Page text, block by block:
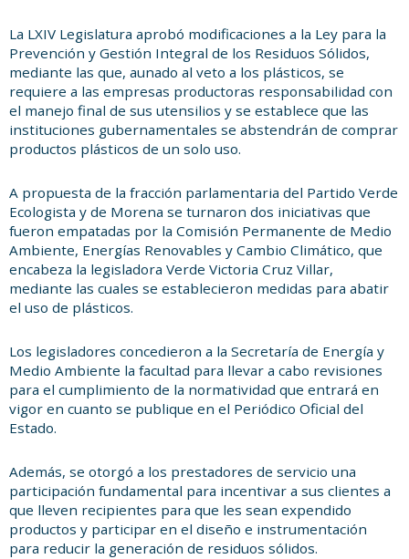
La LXIV Legislatura aprobó modificaciones a la Ley para la
Prevención y Gestión Integral de los Residuos Sólidos,
mediante las que, aunado al veto a los plásticos, se
requiere a las empresas productoras responsabilidad con
el manejo final de sus utensilios y se establece que las
instituciones gubernamentales se abstendrán de comprar
productos plásticos de un solo uso.
A propuesta de la fracción parlamentaria del Partido Verde
Ecologista y de Morena se turnaron dos iniciativas que
fueron empatadas por la Comisión Permanente de Medio
Ambiente, Energías Renovables y Cambio Climático, que
encabeza la legisladora Verde Victoria Cruz Villar,
mediante las cuales se establecieron medidas para abatir
el uso de plásticos.
Los legisladores concedieron a la Secretaría de Energía y
Medio Ambiente la facultad para llevar a cabo revisiones
para el cumplimiento de la normatividad que entrará en
vigor en cuanto se publique en el Periódico Oficial del
Estado.
Además, se otorgó a los prestadores de servicio una
participación fundamental para incentivar a sus clientes a
que lleven recipientes para que les sean expendido
productos y participar en el diseño e instrumentación
para reducir la generación de residuos sólidos.